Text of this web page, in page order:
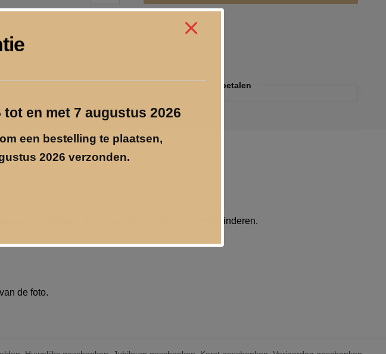
Love"
Prijzen incl. 21% BTW
Veilig betalen
mangohouten standaard.
Bijvoorbeeld de namen van de kinderen/kleinkinderen.
de foto.
en met 7 augustus 2026
een bestelling te plaatsen,
2026 verzonden.